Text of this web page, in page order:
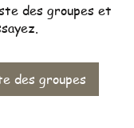
des groupes et
des groupes